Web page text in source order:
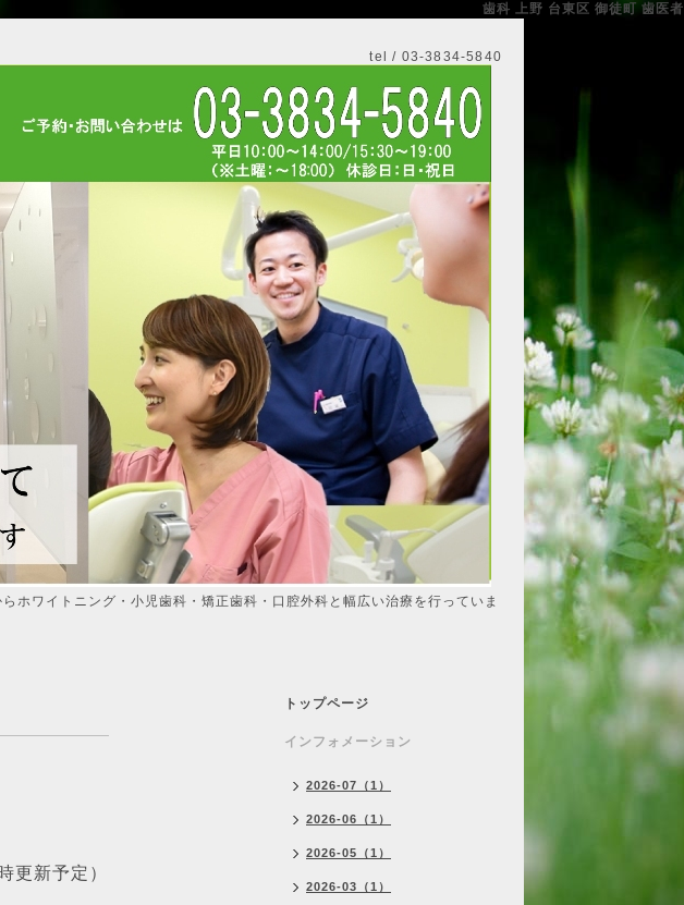
歯科 上野 台東区 御徒町 歯医者
tel / 03-3834-5840
ホワイトニング・小児歯科・矯正歯科・口腔外科と幅広い治療を行っていま
更新予定）
トップページ
インフォメーション
2026-07（1）
2026-06（1）
2026-05（1）
2026-03（1）